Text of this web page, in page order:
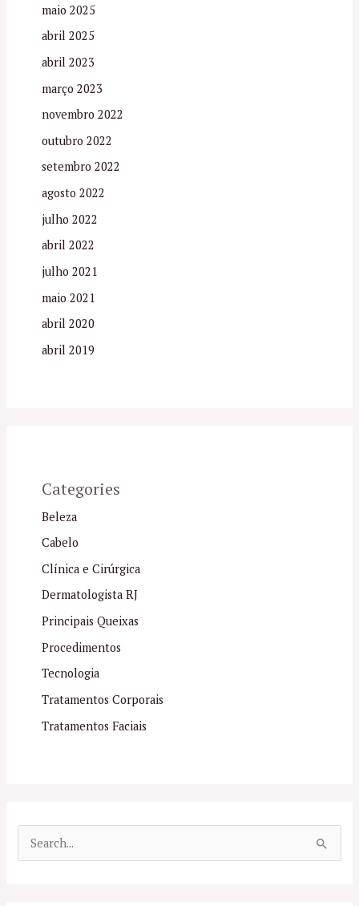
maio 2025
abril 2025
abril 2023
março 2023
novembro 2022
outubro 2022
setembro 2022
agosto 2022
julho 2022
abril 2022
julho 2021
maio 2021
abril 2020
abril 2019
Categories
Beleza
Cabelo
Clínica e Cirúrgica
Dermatologista RJ
Principais Queixas
Procedimentos
Tecnologia
Tratamentos Corporais
Tratamentos Faciais